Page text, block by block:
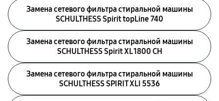
Замена сетевого фильтра стиральной машины
SCHULTHESS Spirit topLine 740
Замена сетевого фильтра стиральной машины
SCHULTHESS Spirit XL 1800 CH
Замена сетевого фильтра стиральной машины
SCHULTHESS SPIRIT XLI 5536